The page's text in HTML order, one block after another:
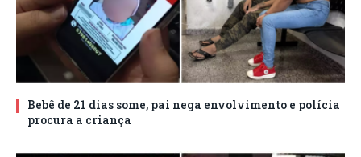
Bebê de 21 dias some, pai nega envolvimento e polícia
procura a criança